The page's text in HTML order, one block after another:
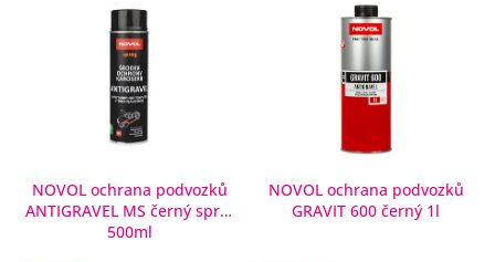
NOVOL ochrana podvozků
ANTIGRAVEL MS černý sprej
500ml
NOVOL ochrana podvozků
GRAVIT 600 černý 1l